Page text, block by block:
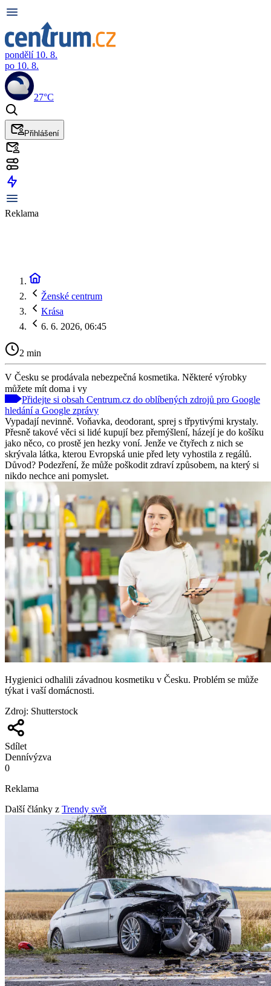
pondělí 10. 8.
po 10. 8.
27°C
Přihlášení
Reklama
Ženské centrum
Krása
6. 6. 2026, 06:45
2 min
V Česku se prodávala nebezpečná kosmetika. Některé výrobky
můžete mít doma i vy
Přidejte si obsah Centrum.cz do oblíbených zdrojů pro Google
hledání a Google zprávy
Vypadají nevinně. Voňavka, deodorant, sprej s třpytivými krystaly.
Přesně takové věci si lidé kupují bez přemýšlení, házejí je do košíku
jako něco, co prostě jen hezky voní. Jenže ve čtyřech z nich se
skrývala látka, kterou Evropská unie před lety vyhostila z regálů.
Důvod? Podezření, že může poškodit zdraví způsobem, na který si
nikdo nechce ani pomyslet.
Hygienici odhalili závadnou kosmetiku v Česku. Problém se může
týkat i vaší domácnosti.
Zdroj: Shutterstock
Sdílet
Dennívýzva
0
Reklama
Další články z Trendy svět